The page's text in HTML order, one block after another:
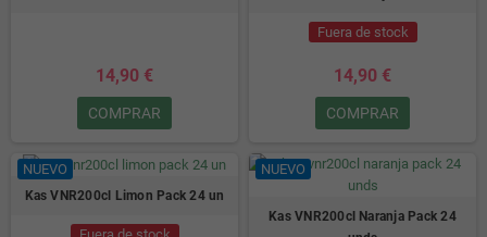
14,90 €
COMPRAR
Fuera de stock
14,90 €
COMPRAR
NUEVO
Kas VNR200cl Limon Pack 24 un
NUEVO
Kas VNR200cl Naranja Pack 24